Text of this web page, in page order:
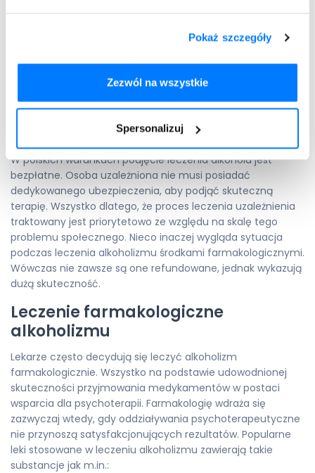
Pokaż szczegóły
Zezwól na wszystkie
Spersonalizuj
Jak wygląda leczenie
alkoholizmu?
W polskich warunkach podjęcie leczenia alkoholu jest
bezpłatne. Osoba uzależniona nie musi posiadać
dedykowanego ubezpieczenia, aby podjąć skuteczną
terapię. Wszystko dlatego, że proces leczenia uzależnienia
traktowany jest priorytetowo ze względu na skalę tego
problemu społecznego. Nieco inaczej wygląda sytuacja
podczas leczenia alkoholizmu środkami farmakologicznymi.
Wówczas nie zawsze są one refundowane, jednak wykazują
dużą skuteczność.
Leczenie farmakologiczne
alkoholizmu
Lekarze często decydują się leczyć alkoholizm
farmakologicznie. Wszystko na podstawie udowodnionej
skuteczności przyjmowania medykamentów w postaci
wsparcia dla psychoterapii. Farmakologię wdraża się
zazwyczaj wtedy, gdy oddziaływania psychoterapeutyczne
nie przynoszą satysfakcjonujących rezultatów. Popularne
leki stosowane w leczeniu alkoholizmu zawierają takie
substancje jak m.in.: